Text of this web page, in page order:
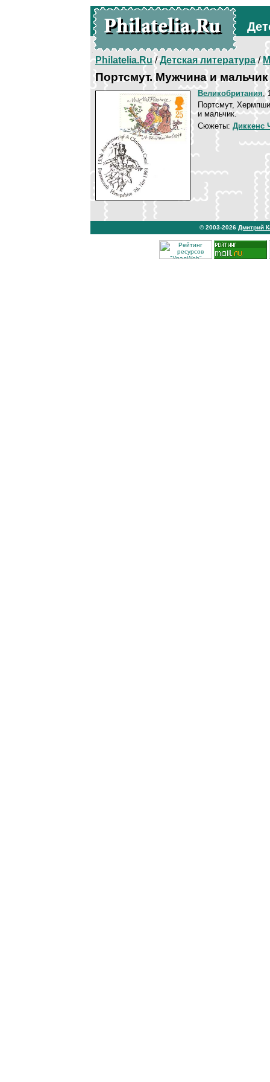
Philatelia.Ru/Детская литература/
Портсмут. Мужчина и мальчик
Великобритания,
Портсмут,
и мальчик.
Сюжеты: Диккенс
© 2003-2026 Дмитрий